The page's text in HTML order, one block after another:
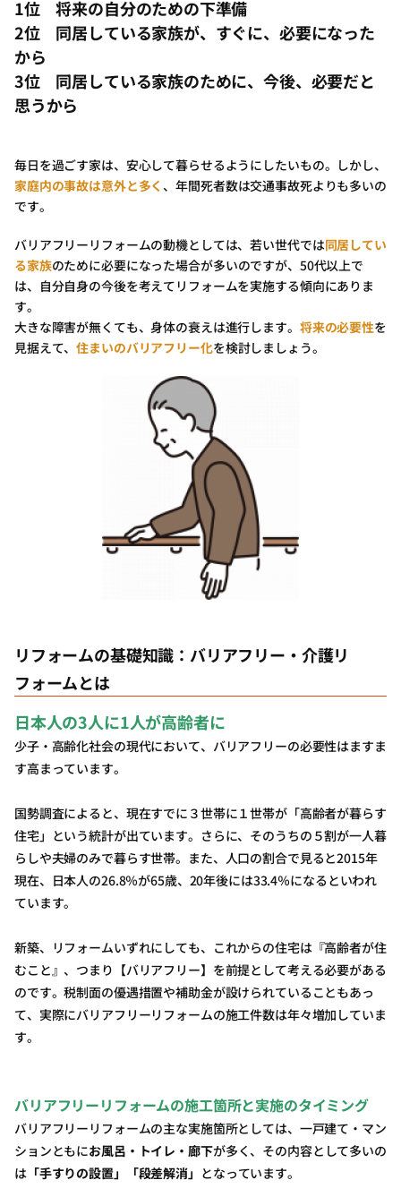
1位 将来の自分のための下準備
2位 同居している家族が、すぐに、必要になった
から
3位 同居している家族のために、今後、必要だと
思うから
毎日を過ごす家は、安心して暮らせるようにしたいもの。しかし、
家庭内の事故は意外と多く、年間死者数は交通事故死よりも多いの
です。
バリアフリーリフォームの動機としては、若い世代では同居してい
る家族のために必要になった場合が多いのですが、50代以上で
は、自分自身の今後を考えてリフォームを実施する傾向にありま
す。
大きな障害が無くても、身体の衰えは進行します。 将来の必要性を
見据えて、住まいのバリアフリー化を検討しましょう。
リフォームの基礎知識：バリアフリー・介護リ
フォームとは
日本人の3人に1人が高齢者に
少子・高齢化社会の現代において、バリアフリーの必要性はますま
す高まっています。
国勢調査によると、現在すでに３世帯に１世帯が「高齢者が暮らす
住宅」という統計が出ています。さらに、そのうちの５割が一人暮
らしや夫婦のみで暮らす世帯。また、人口の割合で見ると2015年
現在、日本人の26.8％が65歳、20年後には33.4％になるといわれ
ています。
新築、リフォームいずれにしても、これからの住宅は『高齢者が住
むこと』、つまり【バリアフリー】を前提として考える必要がある
のです。税制面の優遇措置や補助金が設けられていることもあっ
て、実際にバリアフリーリフォームの施工件数は年々増加していま
す。
バリアフリーリフォームの施工箇所と実施のタイミング
バリアフリーリフォームの主な実施箇所としては、一戸建て・マン
ションともにお風呂・トイレ・廊下が多く、その内容として多いの
は「手すりの設置」「段差解消」 となっています。